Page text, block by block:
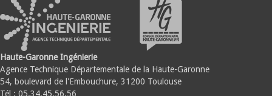
Haute-Garonne Ingénierie
Agence Technique Départementale de la Haute-Garonne
54, boulevard de l'Embouchure, 31200 Toulouse
Tél : 05.34.45.56.56